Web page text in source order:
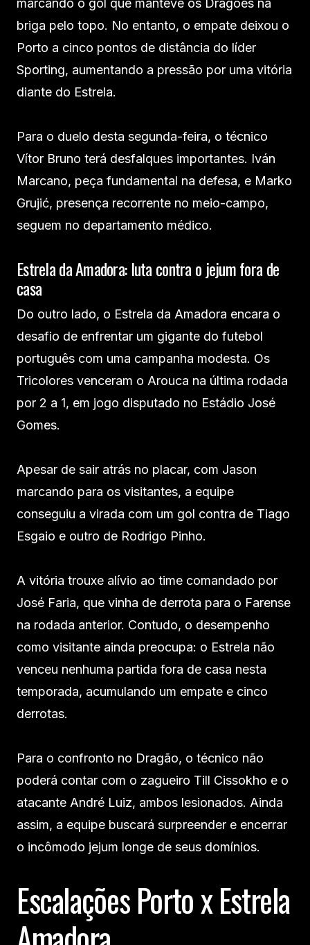
briga pelo topo. No entanto, o empate deixou o
Porto a cinco pontos de distância do líder
Sporting, aumentando a pressão por uma vitória
diante do Estrela.
Para o duelo desta segunda-feira, o técnico
Vítor Bruno terá desfalques importantes. Iván
Marcano, peça fundamental na defesa, e Marko
Grujić, presença recorrente no meio-campo,
seguem no departamento médico.
Estrela da Amadora: luta contra o jejum fora de
casa
Do outro lado, o Estrela da Amadora encara o
desafio de enfrentar um gigante do futebol
português com uma campanha modesta. Os
Tricolores venceram o Arouca na última rodada
por 2 a 1, em jogo disputado no Estádio José
Gomes.
Apesar de sair atrás no placar, com Jason
marcando para os visitantes, a equipe
conseguiu a virada com um gol contra de Tiago
Esgaio e outro de Rodrigo Pinho.
A vitória trouxe alívio ao time comandado por
José Faria, que vinha de derrota para o Farense
na rodada anterior. Contudo, o desempenho
como visitante ainda preocupa: o Estrela não
venceu nenhuma partida fora de casa nesta
temporada, acumulando um empate e cinco
derrotas.
Para o confronto no Dragão, o técnico não
poderá contar com o zagueiro Till Cissokho e o
atacante André Luiz, ambos lesionados. Ainda
assim, a equipe buscará surpreender e encerrar
o incômodo jejum longe de seus domínios.
Escalações Porto x Estrela